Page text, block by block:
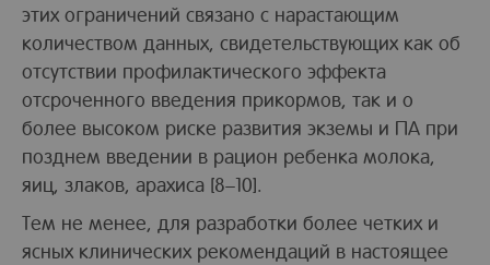
этих ограничений связано с нарастающим
количеством данных, свидетельствующих как об
отсутствии профилактического эффекта
отсроченного введения прикормов, так и о
более высоком риске развития экземы и ПА при
позднем введении в рацион ребенка молока,
яиц, злаков, арахиса [8–10].
Тем не менее, для разработки более четких и
ясных клинических рекомендаций в настоящее